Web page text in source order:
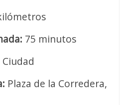
75 minutos
Ciudad
Plaza de la Corredera,